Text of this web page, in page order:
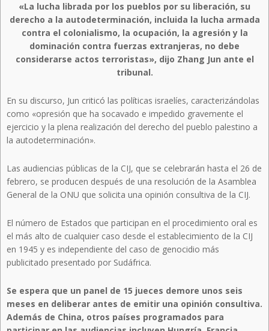
«La lucha librada por los pueblos por su liberación, su
derecho a la autodeterminación, incluida la lucha armada
contra el colonialismo, la ocupación, la agresión y la
dominación contra fuerzas extranjeras, no debe
considerarse actos terroristas», dijo Zhang Jun ante el
tribunal.
En su discurso, Jun criticó las políticas israelíes, caracterizándolas
como «opresión que ha socavado e impedido gravemente el
ejercicio y la plena realización del derecho del pueblo palestino a
la autodeterminación».
Las audiencias públicas de la CIJ, que se celebrarán hasta el 26 de
febrero, se producen después de una resolución de la Asamblea
General de la ONU que solicita una opinión consultiva de la CIJ.
El número de Estados que participan en el procedimiento oral es
el más alto de cualquier caso desde el establecimiento de la CIJ
en 1945 y es independiente del caso de genocidio más
publicitado presentado por Sudáfrica.
Se espera que un panel de 15 jueces demore unos seis
meses en deliberar antes de emitir una opinión consultiva.
Además de China, otros países programados para